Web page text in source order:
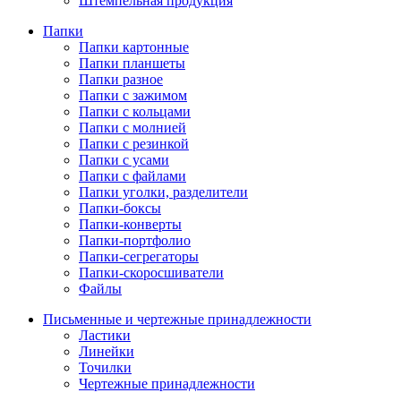
Папки
Папки картонные
Папки планшеты
Папки разное
Папки с зажимом
Папки с кольцами
Папки с молнией
Папки с резинкой
Папки с усами
Папки с файлами
Папки уголки, разделители
Папки-боксы
Папки-конверты
Папки-портфолио
Папки-сегрегаторы
Папки-скоросшиватели
Файлы
Письменные и чертежные принадлежности
Ластики
Линейки
Точилки
Чертежные принадлежности